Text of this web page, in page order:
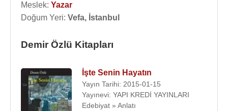
Meslek: Yazar
Doğum Yeri: Vefa, İstanbul
Demir Özlü Kitapları
İşte Senin Hayatın
Yayın Tarihi: 2015-01-15
Yayınevi: YAPI KREDİ YAYINLARI
Edebiyat » Anlatı